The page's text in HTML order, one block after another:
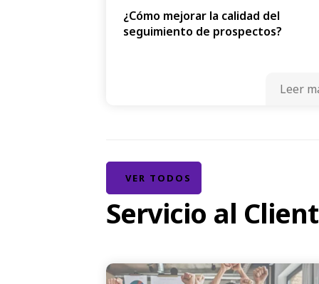
¿Cómo mejorar la calidad del
seguimiento de prospectos?
Leer
VER TODOS
Servicio al